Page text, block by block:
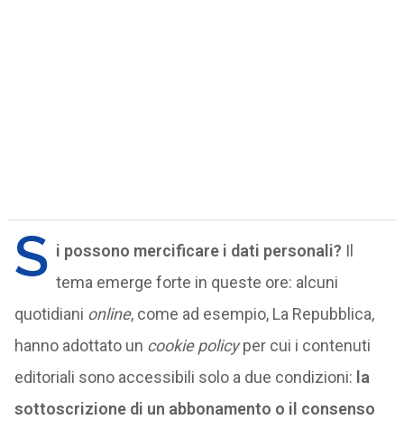
S i possono mercificare i dati personali? Il
tema emerge forte in queste ore: alcuni
quotidiani online, come ad esempio, La Repubblica,
hanno adottato un cookie policyper cui i contenuti
editoriali sono accessibili solo a due condizioni: la
sottoscrizione di un abbonamento o il consenso